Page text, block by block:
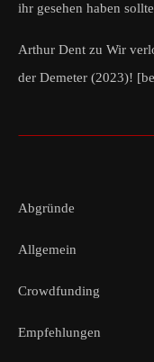
ihr gesehen haben
Arthur Dent zu Wir
der Demeter (2023)!
Abgründe
Allgemein
Crowdfunding
Empfehlungen